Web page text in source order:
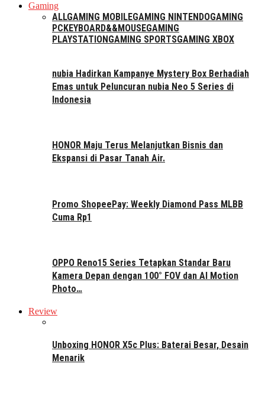
Gaming
ALLGAMING MOBILEGAMING NINTENDOGAMING
PCKEYBOARD&&MOUSEGAMING
PLAYSTATIONGAMING SPORTSGAMING XBOX
nubia Hadirkan Kampanye Mystery Box Berhadiah
Emas untuk Peluncuran nubia Neo 5 Series di
Indonesia
HONOR Maju Terus Melanjutkan Bisnis dan
Ekspansi di Pasar Tanah Air.
Promo ShopeePay: Weekly Diamond Pass MLBB
Cuma Rp1
OPPO Reno15 Series Tetapkan Standar Baru
Kamera Depan dengan 100° FOV dan AI Motion
Photo…
Review
Unboxing HONOR X5c Plus: Baterai Besar, Desain
Menarik